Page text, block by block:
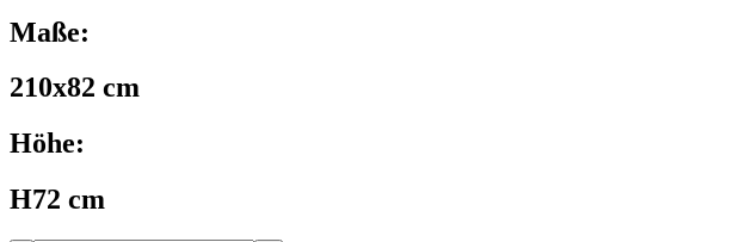
Maße:
210x82 cm
Höhe:
H72 cm